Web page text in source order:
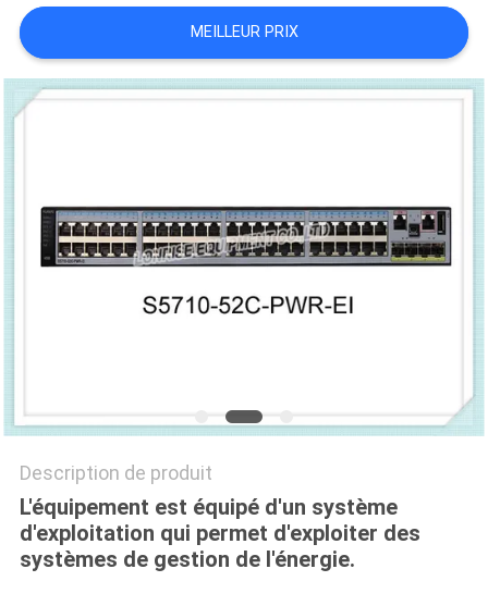
NOUVELLES
LES
AFFAIRES
SITEMAP
POLITIQUE
MEILLEUR PRIX
Description de produit
L'équipement est équipé d'un système
d'exploitation qui permet d'exploiter des
systèmes de gestion de l'énergie.